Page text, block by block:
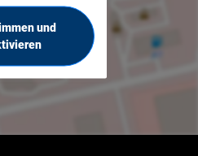
und